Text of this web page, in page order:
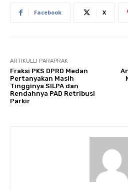
Facebook X
ARTIKULLI PARAPRAK
Fraksi PKS DPRD Medan
Pertanyakan Masih
Tingginya SILPA dan
Rendahnya PAD Retribusi
Parkir